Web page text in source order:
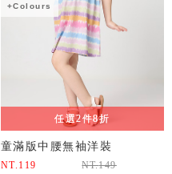
+Colours
任選2件8折
童滿版中腰無袖洋裝
NT. 119 NT.149